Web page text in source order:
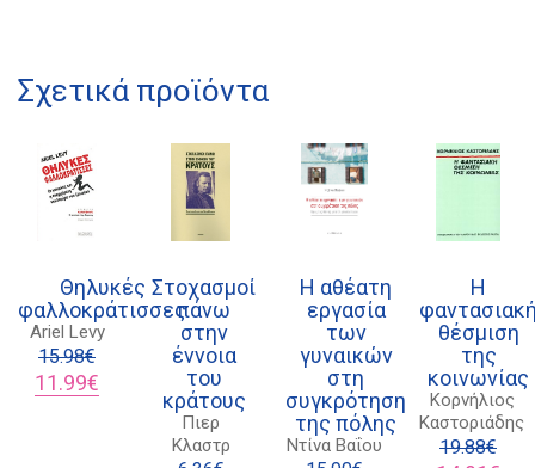
Σχετικά προϊόντα
Θηλυκές
φαλλοκράτισσες
Ariel Levy
15.98€
Original
price
11.99€
τρέχουσα
Στοχασμοί
πάνω
στην
έννοια
του
κράτους
Πιερ
Κλαστρ
Η αθέατη
εργασία
των
γυναικών
στη
συγκρότηση
της πόλης
Ντίνα Βαΐου
Η
θέσμιση
της
κοινωνίας
Κορνήλιος
Καστοριάδης
19.88€
kombrai.bs@gmail.com
Πολιτική επιστροφών
Τρόποι Πληρωμής
Όροι χρήσης
Αποστολές